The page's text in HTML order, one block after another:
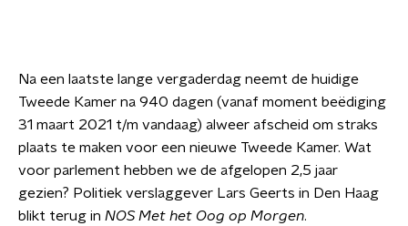
Na een laatste lange vergaderdag neemt de huidige
Tweede Kamer na 940 dagen (vanaf moment beëdiging
31 maart 2021 t/m vandaag) alweer afscheid om straks
plaats te maken voor een nieuwe Tweede Kamer. Wat
voor parlement hebben we de afgelopen 2,5 jaar
gezien? Politiek verslaggever Lars Geerts in Den Haag
blikt terug in NOS Met het Oog op Morgen.